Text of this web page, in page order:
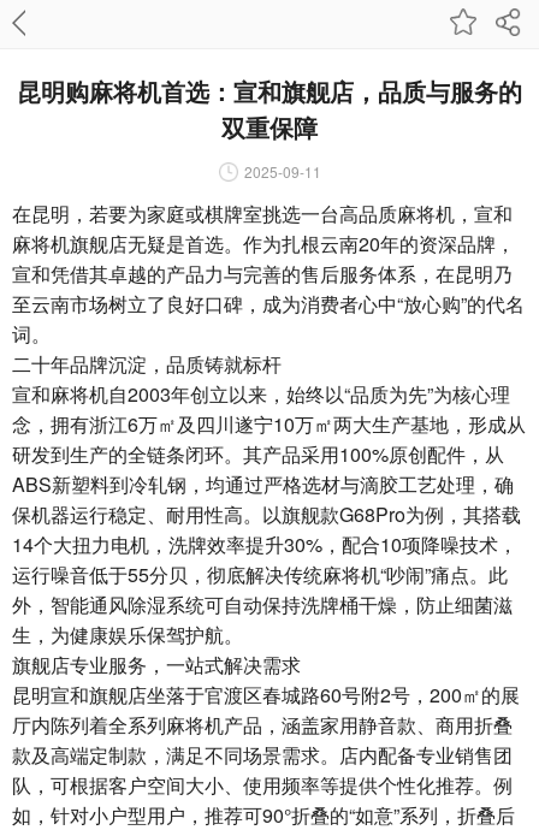
昆明购麻将机首选：宣和旗舰店，品质与服务的
双重保障
2025-09-11
在昆明，若要为家庭或棋牌室挑选一台高品质麻将机，宣和
麻将机旗舰店无疑是首选。作为扎根云南20年的资深品牌，
宣和凭借其卓越的产品力与完善的售后服务体系，在昆明乃
至云南市场树立了良好口碑，成为消费者心中“放心购”的代名
词。
二十年品牌沉淀，品质铸就标杆
宣和麻将机自2003年创立以来，始终以“品质为先”为核心理
念，拥有浙江6万㎡及四川遂宁10万㎡两大生产基地，形成从
研发到生产的全链条闭环。其产品采用100%原创配件，从
ABS新塑料到冷轧钢，均通过严格选材与滴胶工艺处理，确
保机器运行稳定、耐用性高。以旗舰款G68Pro为例，其搭载
14个大扭力电机，洗牌效率提升30%，配合10项降噪技术，
运行噪音低于55分贝，彻底解决传统麻将机“吵闹”痛点。此
外，智能通风除湿系统可自动保持洗牌桶干燥，防止细菌滋
生，为健康娱乐保驾护航。
旗舰店专业服务，一站式解决需求
昆明宣和旗舰店坐落于官渡区春城路60号附2号，200㎡的展
厅内陈列着全系列麻将机产品，涵盖家用静音款、商用折叠
款及高端定制款，满足不同场景需求。店内配备专业销售团
队，可根据客户空间大小、使用频率等提供个性化推荐。例
如，针对小户型用户，推荐可90°折叠的“如意”系列，折叠后